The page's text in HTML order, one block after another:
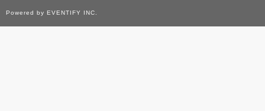
Powered by EVENTIFY INC.